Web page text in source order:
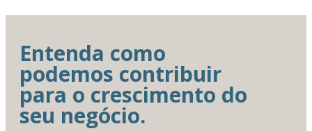
Entenda como
podemos contribuir
para o crescimento do
seu negócio.